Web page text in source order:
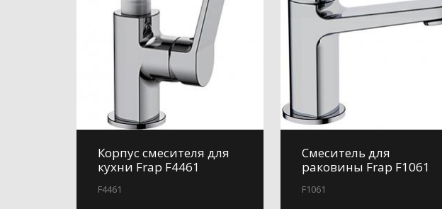
Корпус смесителя для
кухни Frap F4461
F4461
Смеситель для
раковины Frap F1061
F1061